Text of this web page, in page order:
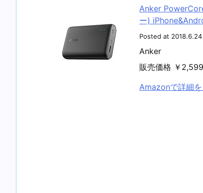
Anker
ー)
Posted at 2018.6.24
Anker
販売価格 ￥
Amazonで詳細を